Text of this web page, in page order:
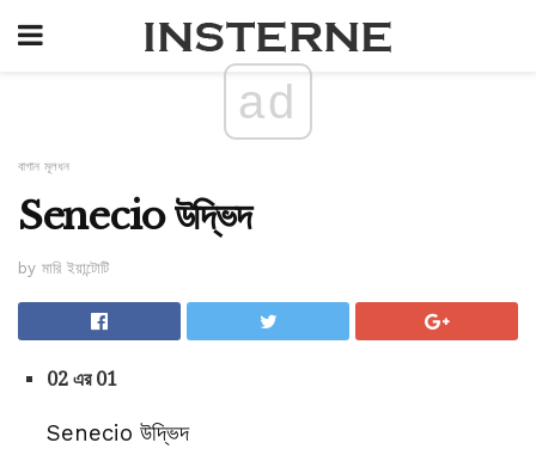
ad
বাগান মূলধন
Senecio উদ্ভিদ
by মারি ইয়ান্টোটি
02 এর 01
Senecio উদ্ভিদ